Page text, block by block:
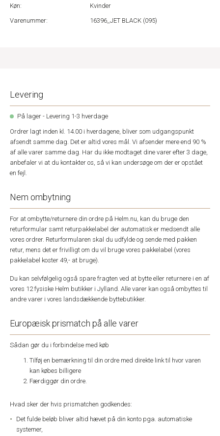
Køn:
Kvinder
Varenummer:
16396_JET BLACK (095)
Levering
På lager - Levering 1-3 hverdage
Ordrer lagt inden kl. 14.00 i hverdagene, bliver som udgangspunkt
afsendt samme dag. Det er altid vores mål. Vi afsender mere end 90 %
af alle varer samme dag. Har du ikke modtaget dine varer efter 3 dage,
anbefaler vi at du kontakter os, så vi kan undersøge om der er opstået
en fejl.
Nem ombytning
For at ombytte/returnere din ordre på Helm.nu, kan du bruge den
returformular samt returpakkelabel der automatisk er medsendt alle
vores ordrer. Returformularen skal du udfylde og sende med pakken
retur, mens det er frivilligt om du vil bruge vores pakkelabel (vores
pakkelabel koster 49,- at bruge).
Du kan selvfølgelig også spare fragten ved at bytte eller returnere i en af
vores 12 fysiske Helm butikker i Jylland. Alle varer kan også ombyttes til
andre varer i vores landsdækkende byttebutikker.
Europæisk prismatch på alle varer
Sådan gør du i forbindelse med køb
Tilføj en bemærkning til din ordre med direkte link til hvor varen
kan købes billigere
Færdiggør din ordre.
Hvad sker der hvis prismatchen godkendes:
Det fulde beløb bliver altid hævet på din konto pga. automatiske
systemer,